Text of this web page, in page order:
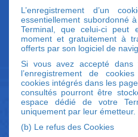
L’enregistrement d’un
essentiellement subordonné
Terminal, que celui-ci peut
moment et gratuitement à
offerts par son logiciel de
Si vous avez accepté dans
l’enregistrement de
cookies intégrés dans les
consultés pourront être
espace dédié de votre
uniquement par leur émetteur.
(b) Le refus des Cookies